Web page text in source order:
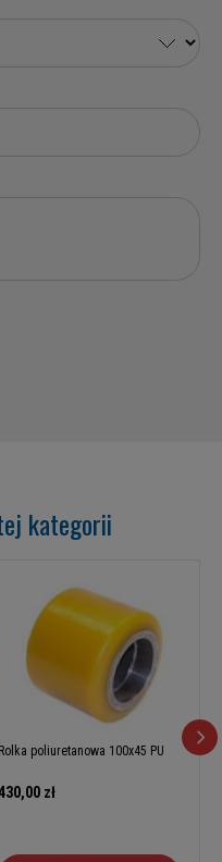
kategorii
Rolka poliuretanowa 100x45 PU
zł